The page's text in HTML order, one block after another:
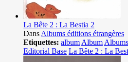
La Bête 2 : La Bestia 2
Dans Albums éditions étrangères
Etiquettes: album Album
Editorial Base La Bête 2 : La